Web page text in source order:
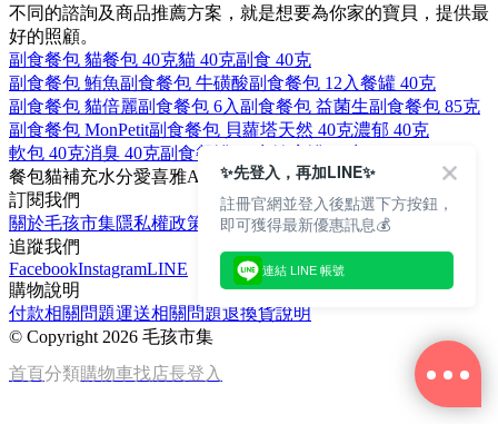
不同的諮詢及商品推薦方案，就是想要為你家的寶貝，提供最
好的照顧。
副食餐包 貓餐包 40克貓 40克副食 40克
副食餐包 鮪魚副食餐包 牛磺酸副食餐包 12入餐罐 40克
副食餐包 貓倍麗副食餐包 6入副食餐包 益菌生副食餐包 85克
副食餐包 MonPetit副食餐包 貝蘿塔天然 40克濃郁 40克
軟包 40克消臭 40克副食餐罐 40克
餐包貓補充水分愛喜雅AIXIA
訂閱我們
關於毛孩市集隱私權政策
文章
追蹤我們
FacebookInstagramLINE
購物說明
付款相關問題運送相關問題退換貨說明
© Copyright 2026 毛孩市集
首頁分類購物車找店長登入
✨先登入，再加LINE✨
註冊官網並登入後點選下方按鈕，
即可獲得最新優惠訊息💰
連結 LINE 帳號